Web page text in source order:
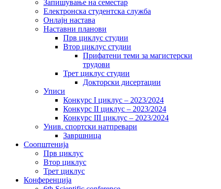
Запишување на семестар
Електронска студентска служба
Онлајн настава
Наставни планови
Прв циклус студии
Втор циклус студии
Прифатени теми за магистерски
трудови
Трет циклус студии
Докторски дисертации
Уписи
Конкурс I циклус – 2023/2024
Конкурс II циклус – 2023/2024
Конкурс III циклус – 2023/2024
Унив. спортски натпревари
Завршница
Соопштенија
Прв циклус
Втор циклус
Трет циклус
Конференција